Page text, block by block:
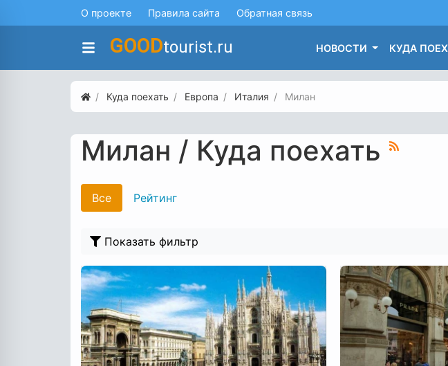
О проекте Правила сайта Обратная связь
GOODtourist.ru НОВОСТИ КУДА
Куда поехать Европа Италия Милан
Милан / Куда поехать
Все Рейтинг
Показать фильтр